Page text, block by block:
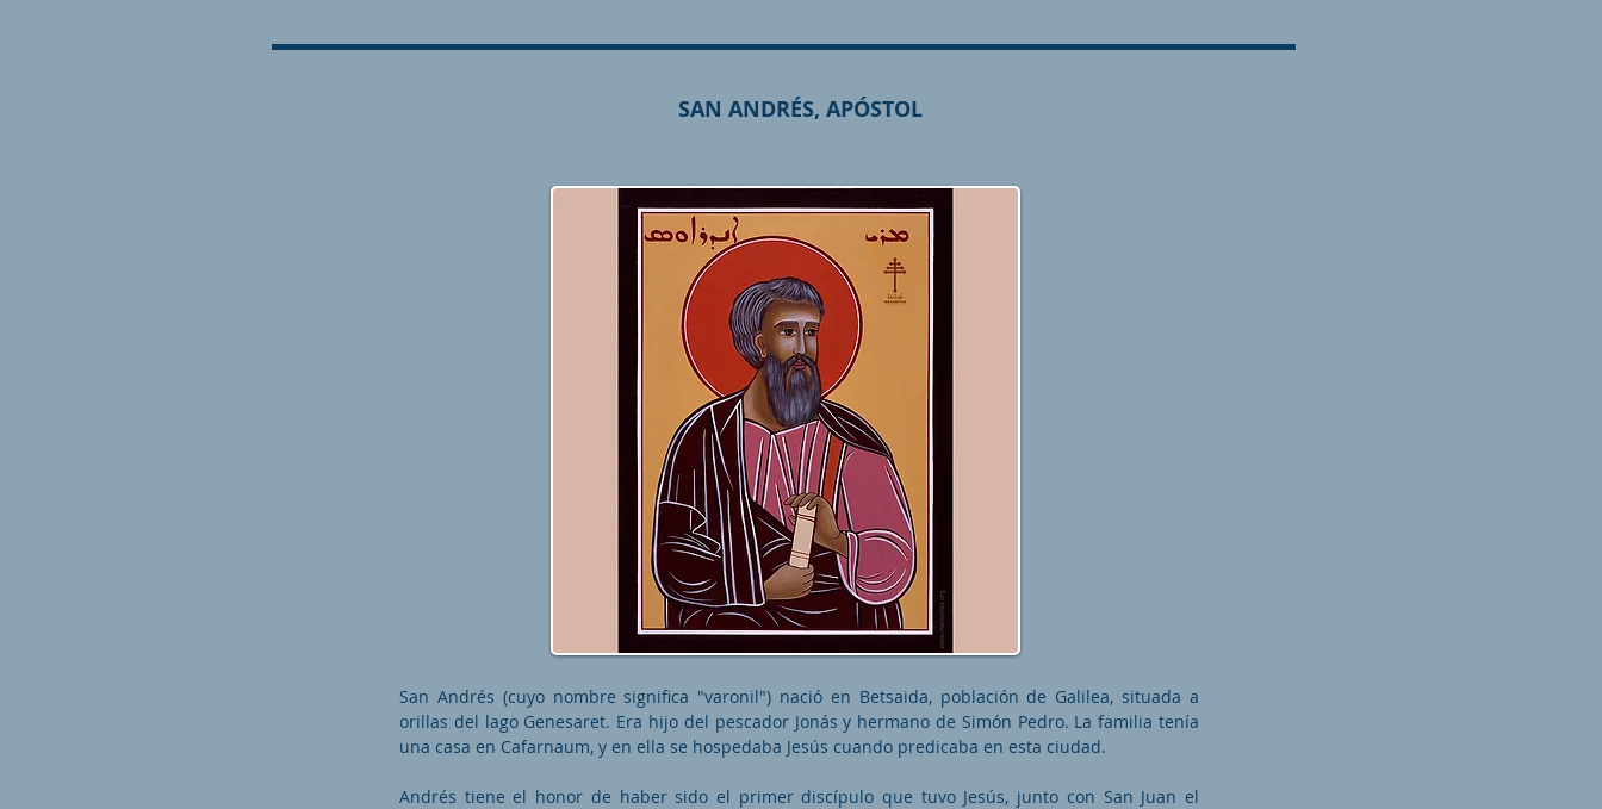
SAN ANDRÉS, APÓSTOL
San Andrés (cuyo nombre significa "varonil") nació en Betsaida, población de Galilea, situada a
orillas del lago Genesaret. Era hijo del pescador Jonás y hermano de Simón Pedro. La familia tenía
una casa en Cafarnaum, y en ella se hospedaba Jesús cuando predicaba en esta ciudad.
Andrés tiene el honor de haber sido el primer discípulo que tuvo Jesús, junto con San Juan el